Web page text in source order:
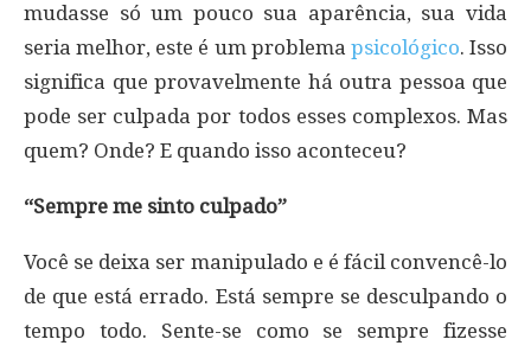
mudasse só um pouco sua aparência, sua vida
seria melhor, este é um problema psicológico. Isso
significa que provavelmente há outra pessoa que
pode ser culpada por todos esses complexos. Mas
quem? Onde? E quando isso aconteceu?
“Sempre me sinto culpado”
Você se deixa ser manipulado e é fácil convencê-lo
de que está errado. Está sempre se desculpando o
tempo todo. Sente-se como se sempre fizesse